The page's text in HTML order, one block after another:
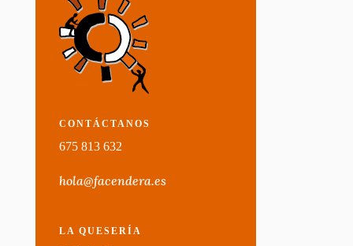
CONTÁCTANOS
675 813 632
hola@facendera.es
LA QUESERÍA